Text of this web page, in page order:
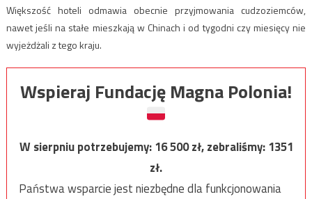
Większość hoteli odmawia obecnie przyjmowania cudzoziemców,
nawet jeśli na stałe mieszkają w Chinach i od tygodni czy miesięcy nie
wyjeżdżali z tego kraju.
Wspieraj Fundację Magna Polonia!
W sierpniu potrzebujemy:16 500zł, zebraliśmy:1351
zł.
Państwa wsparcie jest niezbędne dla funkcjonowania